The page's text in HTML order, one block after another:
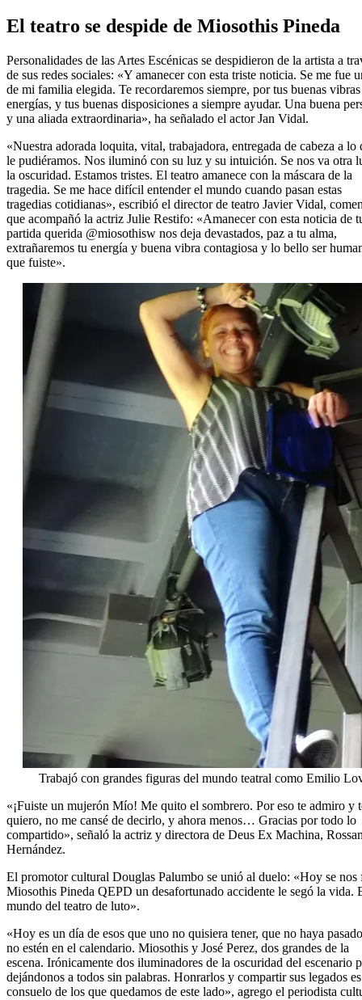
El teatro se despide de Miosothis Pineda
Personalidades de las Artes Escénicas se despidieron de la artista a
de sus redes sociales: «Y amanecer con esta triste noticia. Se me fue
de mi familia elegida. Te recordaremos siempre, por tus buenas
energías, y tus buenas disposiciones a siempre ayudar. Una buena
y una aliada extraordinaria», ha señalado el actor Jan Vidal.
«Nuestra adorada loquita, vital, trabajadora, entregada de cabeza a lo
le pudiéramos. Nos iluminó con su luz y su intuición. Se nos va otra
la oscuridad. Estamos tristes. El teatro amanece con la máscara de la
tragedia. Se me hace difícil entender el mundo cuando pasan estas
tragedias cotidianas», escribió el director de teatro Javier Vidal,
que acompañó la actriz Julie Restifo: «Amanecer con esta noticia de
partida querida @miosothisw nos deja devastados, paz a tu alma,
extrañaremos tu energía y buena vibra contagiosa y lo bello ser
que fuiste».
Trabajó con grandes figuras del mundo teatral como Emilio
«¡Fuiste un mujerón Mío! Me quito el sombrero. Por eso te admiro y
quiero, no me cansé de decirlo, y ahora menos… Gracias por todo lo
compartido», señaló la actriz y directora de Deus Ex Machina,
Hernández.
El promotor cultural Douglas Palumbo se unió al duelo: «Hoy se nos
Miosothis Pineda QEPD un desafortunado accidente le segó la vida.
mundo del teatro de luto».
«Hoy es un día de esos que uno no quisiera tener, que no haya
no estén en el calendario. Miosothis y José Perez, dos grandes de la
escena. Irónicamente dos iluminadores de la oscuridad del escenario
dejándonos a todos sin palabras. Honrarlos y compartir sus legados
consuelo de los que quedamos de este lado», agrego el periodista